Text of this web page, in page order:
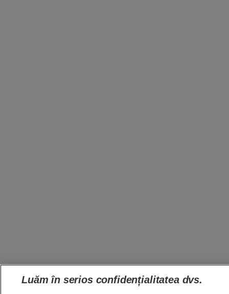
Luăm în serios confidențialitatea dvs.